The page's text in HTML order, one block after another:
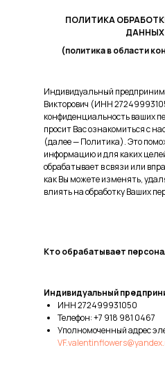
ПОЛИТИКА
(политика в области
Индивидуальный
Викторович (ИНН
конфиденциальность ваших
просит Вас ознакомиться с
(далее — Политика). Это
информацию и для каких
обрабатывает в связи или
как Вы можете изменять,
влиять на обработку Ваших
Кто обрабатывает
Индивидуальный
ИНН 272499931050
Телефон: +7 918 981 0467
Уполномоченный адрес